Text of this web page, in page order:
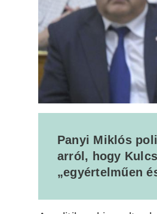
Panyi Miklós
arról, hogy
„egyértelműen